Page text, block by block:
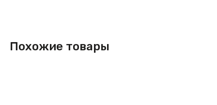
Похожие товары